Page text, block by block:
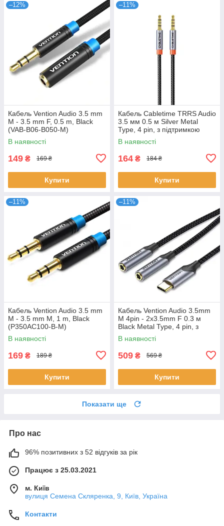
–12%
Кабель Vention Audio 3.5 mm
M - 3.5 mm F, 0.5 m, Black
(VAB-B06-B050-M)
В наявності
149 ₴ 169 ₴
Купити
–11%
Кабель Cabletime TRRS Audio
3.5 мм 0.5 м Silver Metal
Type, 4 pin, з підтримкою
мікрофона, стерео (CF18E)
В наявності
164 ₴ 184 ₴
Купити
–11%
Кабель Vention Audio 3.5 mm
M - 3.5 mm M, 1 m, Black
(P350AC100-B-M)
В наявності
169 ₴ 189 ₴
Купити
–11%
Кабель Vention Audio 3.5mm
M 4pin - 2x3.5mm F 0.3 м
Black Metal Type, 4 pin, з
підтримкою мікрофона,
стерео
В наявності
509 ₴ 569 ₴
Купити
Показати ще
Про нас
96% позитивних з 52 відгуків за рік
Працює з 25.03.2021
м. Київ
вулиця Семена Скляренка, 9, Київ, Україна
Контакти